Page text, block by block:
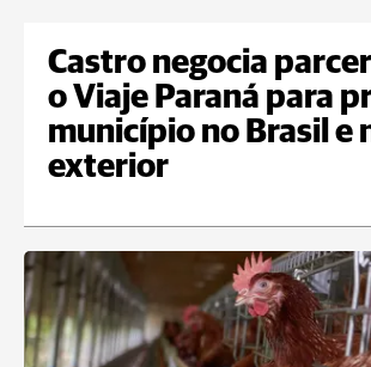
Castro negocia
o Viaje Paraná para
município no Brasil e
exterior